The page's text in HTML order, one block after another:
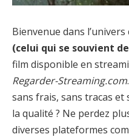
Bienvenue dans
(celui qui se souvient
film disponible en
Regarder-Streaming.com
sans frais, sans tracas
la qualité ? Ne perdez
diverses plateformes